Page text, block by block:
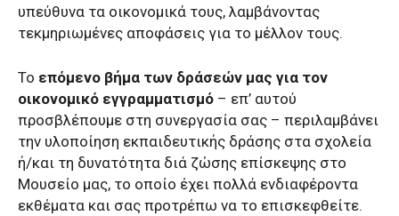
υπεύθυνα τα οικονομικά τους, λαμβάνοντας
τεκμηριωμένες αποφάσεις για το μέλλον τους.
Το επόμενο βήμα των δράσεών μας για τον
οικονομικό εγγραμματισμό – επ’ αυτού
προσβλέπουμε στη συνεργασία σας – περιλαμβάνει
την υλοποίηση εκπαιδευτικής δράσης στα σχολεία
ή/και τη δυνατότητα διά ζώσης επίσκεψης στο
Μουσείο μας, το οποίο έχει πολλά ενδιαφέροντα
εκθέματα και σας προτρέπω να το επισκεφθείτε.